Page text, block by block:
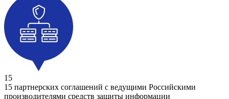
15
15 партнерских соглашений с ведущими Российскими
производителями средств защиты информации